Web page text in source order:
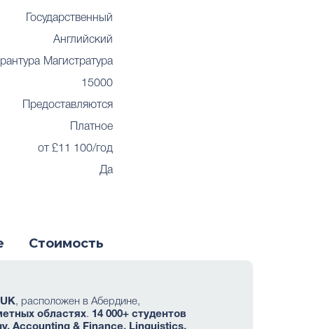
Государственный
Английский
Магистратура
15000
Предоставляются
Платное
от £11 100/год
Да
Стоимость
, расположен в Абердине,
областях. 14 000+ студентов
Accounting & Finance, Linguistics,